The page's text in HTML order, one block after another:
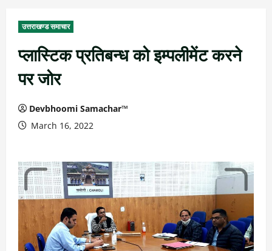
उत्तराखण्ड समाचार
प्लास्टिक प्रतिबन्ध को इम्पलीमेंट करने
पर जोर
Devbhoomi Samachar™
March 16, 2022